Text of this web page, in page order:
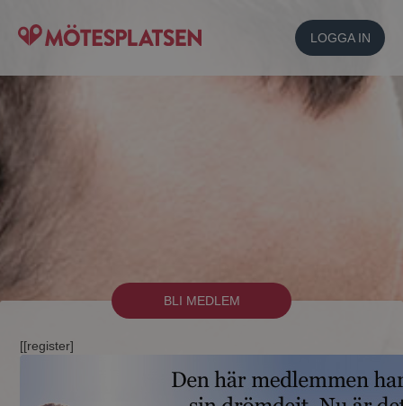
LOGGA IN
BLI MEDLEM
[[register]